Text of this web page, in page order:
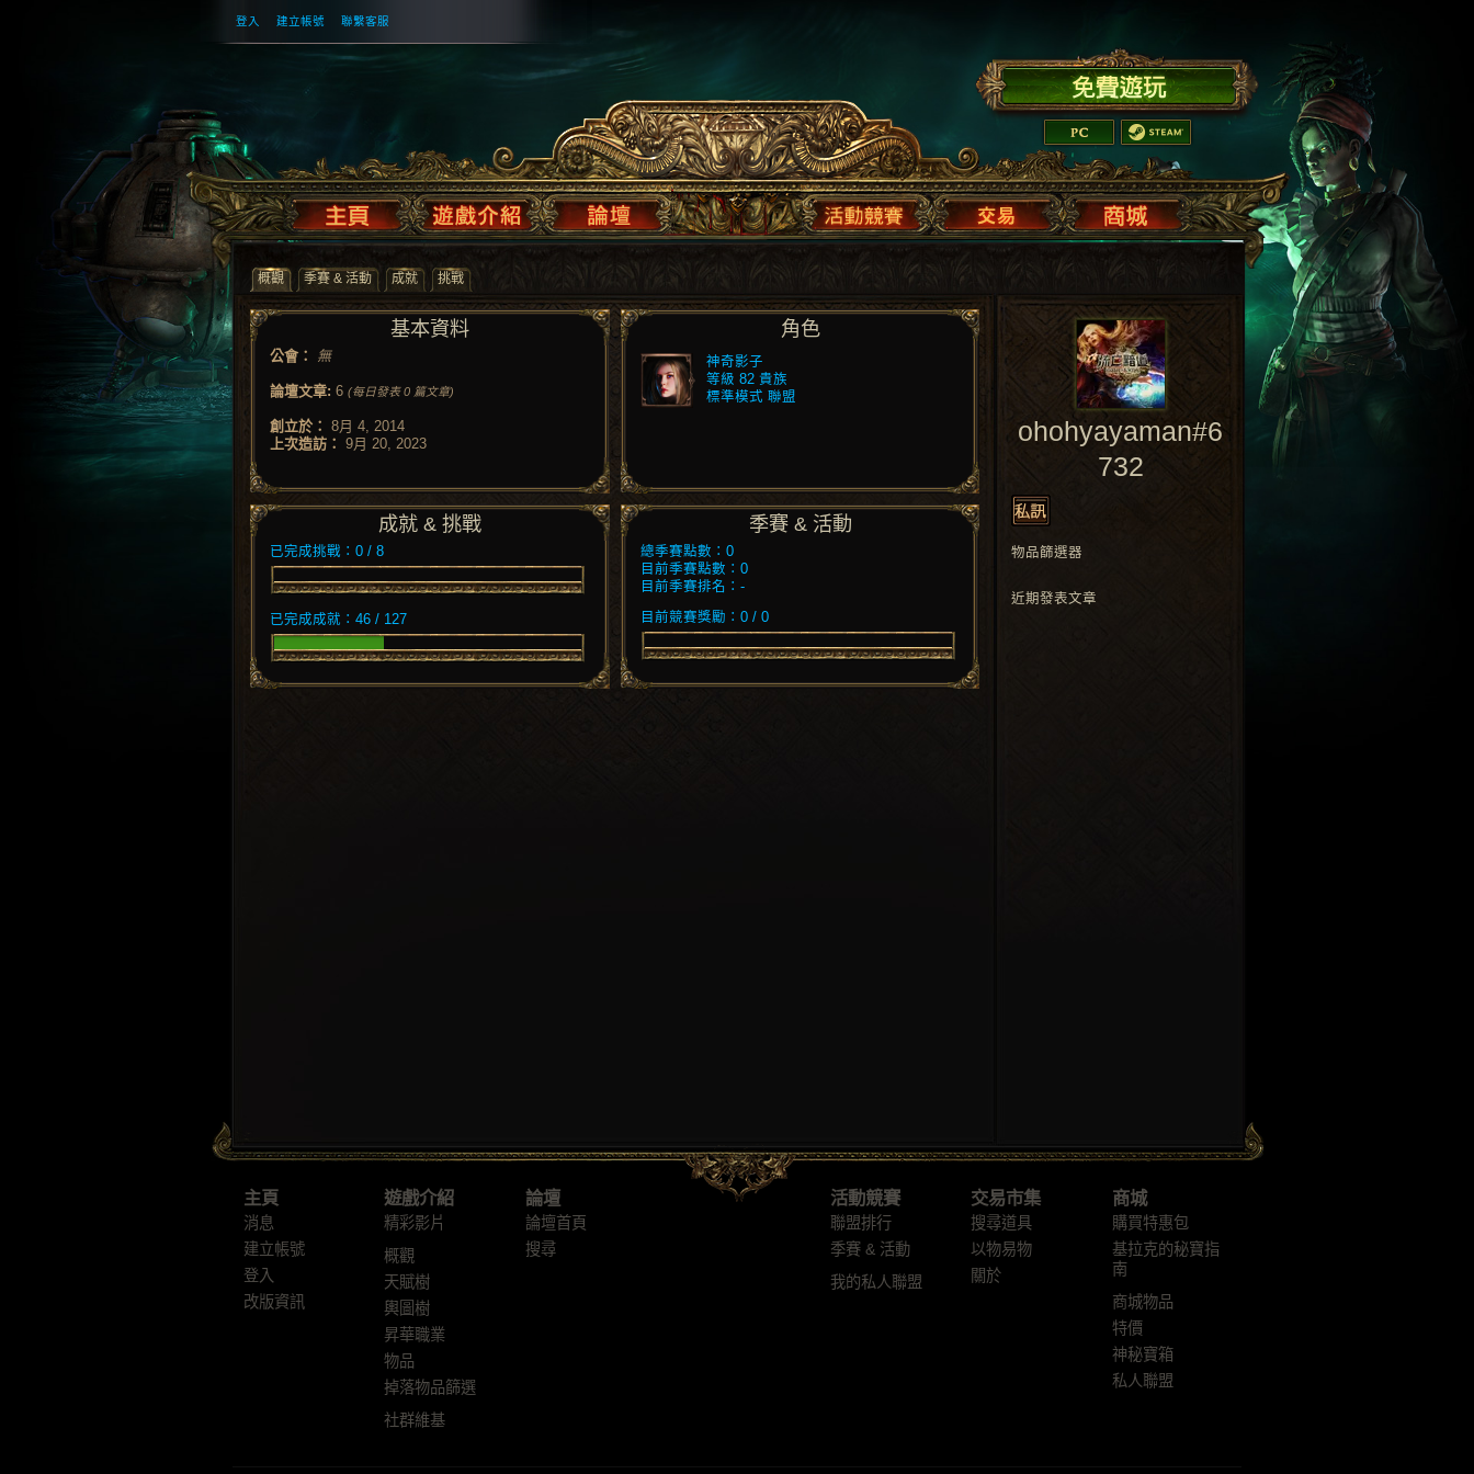
登入 建立帳號 聯繫客服
概觀 季賽 & 活動 成就 挑戰
基本資料
公會： 無
論壇文章: 6 (每日發表 0 篇文章)
創立於： 8月 4, 2014
上次造訪： 9月 20, 2023
角色
神奇影子
等級 82 貴族
標準模式 聯盟
成就 & 挑戰
已完成挑戰：0 / 8
已完成成就：46 / 127
季賽 & 活動
總季賽點數：0
目前季賽點數：0
目前季賽排名：-
目前競賽獎勵：0 / 0
ohohyayaman#6
732
物品篩選器
近期發表文章
主頁
消息
建立帳號
登入
改版資訊
遊戲介紹
精彩影片
概觀
天賦樹
輿圖樹
昇華職業
物品
掉落物品篩選
社群維基
論壇
論壇首頁
搜尋
活動競賽
聯盟排行
季賽 & 活動
我的私人聯盟
交易市集
搜尋道具
以物易物
關於
商城
購買特惠包
基拉克的秘寶指
南
商城物品
特價
神秘寶箱
私人聯盟